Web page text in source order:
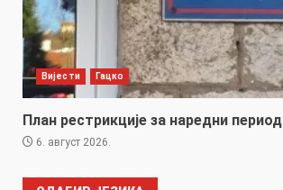
Вијести Гацко
План рестрикције за наредни период
6. август 2026.